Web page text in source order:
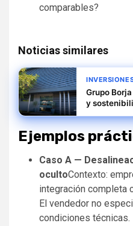
comparables?
Noticias similares
Grupo
y
Ejemplos
Caso A —
ocultoContexto:
integración completa
El vendedor no
condiciones técnicas.